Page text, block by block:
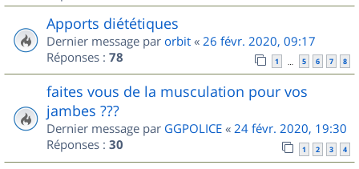
Apports diététiques
Dernier message par orbit « 26 févr. 2020, 09:17
Réponses : 78 1 … 5 6 7 8
faites vous de la musculation pour vos
jambes ???
Dernier message par GGPOLICE « 24 févr. 2020, 19:30
Réponses : 30 1 2 3 4